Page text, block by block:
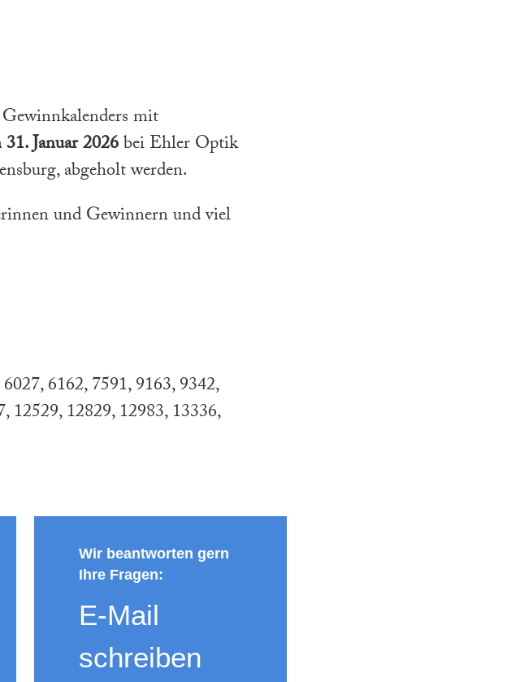
mit
Januar 2026bei Ehler Optik
abgeholt werden.
und Gewinnern und viel
6027 6162 7591 9163 9342
12529 12829 12983 13336
Wir beantworten gern
Ihre Fragen:
E-Mail
schreiben